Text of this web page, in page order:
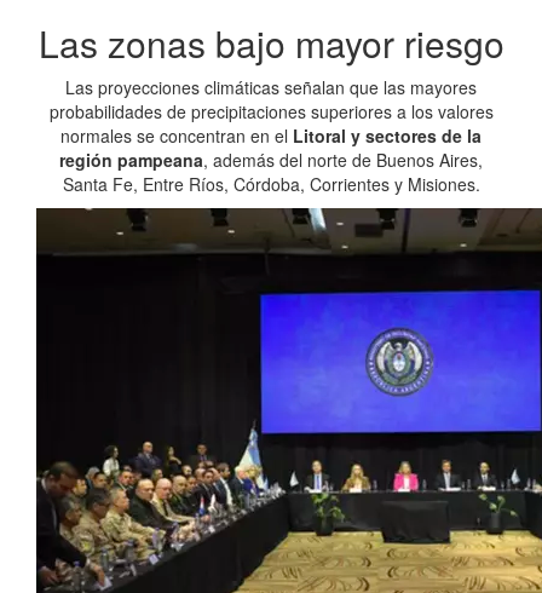
Las zonas bajo mayor riesgo
Las proyecciones climáticas señalan que las mayores
probabilidades de precipitaciones superiores a los valores
normales se concentran en el Litoral y sectores de la
región pampeana, además del norte de Buenos Aires,
Santa Fe, Entre Ríos, Córdoba, Corrientes y Misiones.